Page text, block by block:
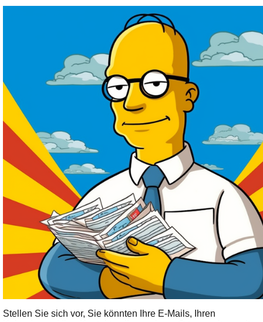
Stellen Sie sich vor, Sie könnten Ihre E-Mails, Ihren
Ihre E-Mail
E-Mail bestätigen